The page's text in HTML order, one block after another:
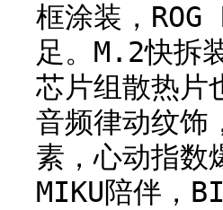
框涂装，ROG
足。M.2快拆
芯片组散热片
音频律动纹饰
素，心动指数
MIKU陪伴，